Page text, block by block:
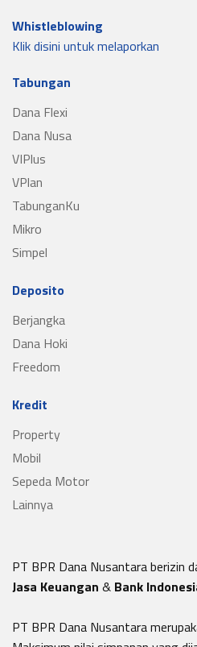
Whistleblowing
Klik disini untuk melaporkan
Tabungan
Dana Flexi
Dana Nusa
VIPlus
VPlan
TabunganKu
Mikro
Simpel
Deposito
Berjangka
Dana Hoki
Freedom
Kredit
Property
Mobil
Sepeda Motor
Lainnya
PT BPR Dana Nusantara berizin
Jasa Keuangan & Bank
PT BPR Dana Nusantara